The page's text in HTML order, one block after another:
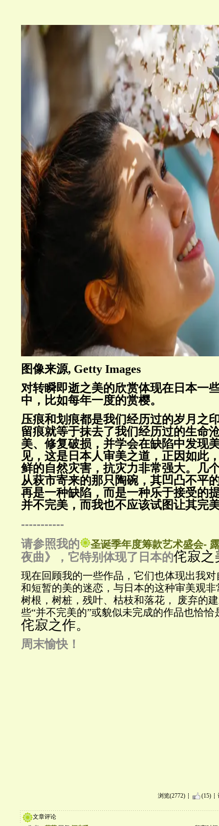
图像来源, Getty Images
对转瞬即逝之美的欣赏体现在日本一
中，比如每年一度的赏樱。
压痕和划痕都是我们经历过的岁月之
留痕就等于抹去了我们经历过的生命
美、修复破损，并学会在缺陷中发现
见，这是日本人审美之道，正因如此
鲜的自然灾害，抗灾力非常强大。几
从萩市寄来的那只陶碗，其凹凸不平
再是一种缺陷，而是一种乐于接受的
并不完美，而我也不应该试图让其完
-----------
请参照我的
圣诞季年度筹款艺术盛会-
夜曲》，它特别体现了日本的侘寂之
现在回顾我的一些作品，它们也体现出我
和短暂的美的迷恋，与日本的这种审美观
树根，树桩，残叶、枯枝和落花， 废弃的
些“并不完美的”或貌似未完成的作品也恰
侘寂之作。
周末愉快！
浏览(2772) (15)
文章评论